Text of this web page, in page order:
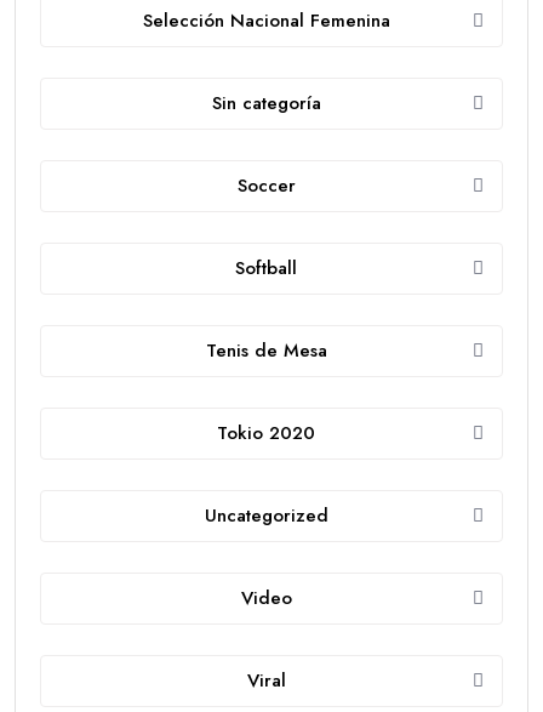
Selección Nacional Femenina
Sin categoría
Soccer
Softball
Tenis de Mesa
Tokio 2020
Uncategorized
Video
Viral